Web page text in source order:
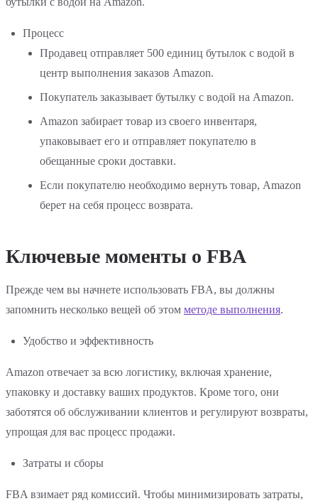
Процесс
Продавец отправляет 500 единиц бутылок с водой в
центр выполнения заказов Amazon.
Покупатель заказывает бутылку с водой на Amazon.
Amazon забирает товар из своего инвентаря,
упаковывает его и отправляет покупателю в
обещанные сроки доставки.
Если покупателю необходимо вернуть товар, Amazon
берет на себя процесс возврата.
Ключевые моменты о FBA
Прежде чем вы начнете использовать FBA, вы должны
запомнить несколько вещей об этом методе выполнения.
Удобство и эффективность
Amazon отвечает за всю логистику, включая хранение,
упаковку и доставку ваших продуктов. Кроме того, они
заботятся об обслуживании клиентов и регулируют возвраты,
упрощая для вас процесс продажи.
Затраты и сборы
FBA взимает ряд комиссий. Чтобы минимизировать затраты,